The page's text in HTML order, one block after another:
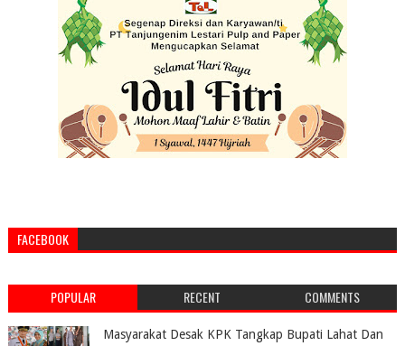
FACEBOOK
POPULAR RECENT COMMENTS
Masyarakat Desak KPK Tangkap Bupati Lahat Dan